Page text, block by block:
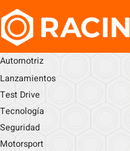
Automotriz
Lanzamientos
Test Drive
Tecnología
Seguridad
Motorsport